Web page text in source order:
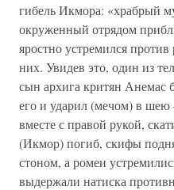
гибель Икмора: «храбрый
окруженный отрядом
яростно устремился
них. Увидев это, один из
сын архига критян Анемас
его и ударил (мечом) в
вместе с правой рукой,
(Икмор) погиб, скифы
стоном, а ромеи
выдержали натиска